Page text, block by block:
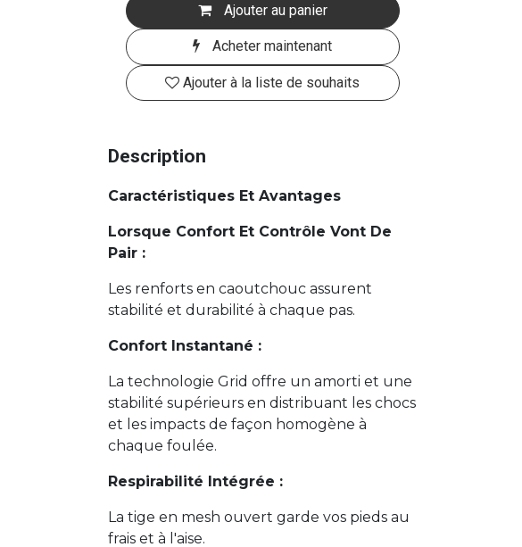
Ajouter au panier
Acheter maintenant
Ajouter à la liste de souhaits
Description
Caractéristiques Et Avantages
Lorsque Confort Et Contrôle Vont De
Pair :
Les renforts en caoutchouc assurent
stabilité et durabilité à chaque pas.
Confort Instantané :
La technologie Grid offre un amorti et une
stabilité supérieurs en distribuant les chocs
et les impacts de façon homogène à
chaque foulée.
Respirabilité Intégrée :
La tige en mesh ouvert garde vos pieds au
frais et à l'aise.